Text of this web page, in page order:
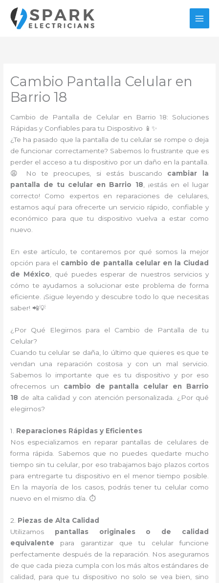
contenido
Cambio Pantalla Celular en
Barrio 18
Cambio de Pantalla de Celular en Barrio 18: Soluciones
Rápidas y Confiables para tu Dispositivo 📱✨
¿Te ha pasado que la pantalla de tu celular se rompe o deja
de funcionar correctamente? Sabemos lo frustrante que es
perder el acceso a tu dispositivo por un daño en la pantalla.
😩 No te preocupes, si estás buscando cambiar la
pantalla de tu celular en Barrio 18, ¡estás en el lugar
correcto! Como expertos en reparaciones de celulares,
estamos aquí para ofrecerte un servicio rápido, confiable y
económico para que tu dispositivo vuelva a estar como
nuevo.
En este artículo, te contaremos por qué somos la mejor
opción para el cambio de pantalla celular en la Ciudad
de México , qué puedes esperar de nuestros servicios y
cómo te ayudamos a solucionar este problema de forma
eficiente. ¡Sigue leyendo y descubre todo lo que necesitas
saber! 📲💡
¿Por Qué Elegirnos para el Cambio de Pantalla de tu
Celular?
Cuando tu celular se daña, lo último que quieres es que te
vendan una reparación costosa y con un mal servicio.
Sabemos lo importante que es tu dispositivo y por eso
ofrecemos un cambio de pantalla celular en Barrio
18 de alta calidad y con atención personalizada. ¿Por qué
elegirnos?
1. Reparaciones Rápidas y Eficientes
Nos especializamos en reparar pantallas de celulares de
forma rápida. Sabemos que no puedes quedarte mucho
tiempo sin tu celular, por eso trabajamos bajo plazos cortos
para entregarte tu dispositivo en el menor tiempo posible.
En la mayoría de los casos, podrás tener tu celular como
nuevo en el mismo día. ⏱️
2. Piezas de Alta Calidad
Utilizamos pantallas originales o de calidad
equivalente para garantizar que tu celular funcione
perfectamente después de la reparación. Nos aseguramos
de que cada pieza cumpla con los más altos estándares de
calidad, para que tu dispositivo no solo se vea bien, sino